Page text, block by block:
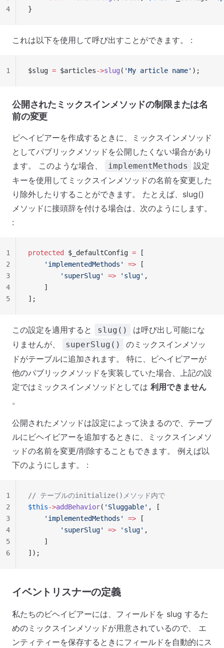
}
4
これは以下を使用して呼び出すことができます。 :
$slug = $articles->slug ( 'My article name' );
1
公開されたミックスインメソッドの制限または名
前の変更
ビヘイビアーを作成するときに、ミックスインメソッド
としてパブリックメソッドを公開したくない場合があり
ます。 このような場合、
implementMethods
設定
キーを使用してミックスインメソッドの名前を変更した
り除外したりすることができます。 たとえば、slug()
メソッドに接頭辞を付ける場合は、次のようにします。
:
protected $_defaultConfig = [
    'implementedMethods'
=> [
        'superSlug'
=> 'slug' ,
    ]
];
1
2
3
4
5
この設定を適用すると slug()
は呼び出し可能にな
りませんが、
superSlug()
のミックスインメソッ
ドがテーブルに追加されます。 特に、ビヘイビアーが
他のパブリックメソッドを実装していた場合、上記の設
定ではミックスインメソッドとしては 利用できません
。
公開されたメソッドは設定によって決まるので、テーブ
ルにビヘイビアーを追加するときに、ミックスインメソ
ッドの名前を変更/削除することもできます。 例えば以
下のようにします。 :
// テーブルのinitialize()メソッド内で
$this->addBehavior( 'Sluggable' , [
    'implementedMethods'
=> [
        'superSlug'
=> 'slug' ,
    ]
]);
1
2
3
4
5
6
イベントリスナーの定義
私たちのビヘイビアーには、フィールドを slug するた
めのミックスインメソッドが用意されているので、 エ
ンティティーを保存するときにフィールドを自動的にス